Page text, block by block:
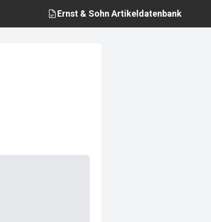
Ernst & Sohn Artikeldatenbank